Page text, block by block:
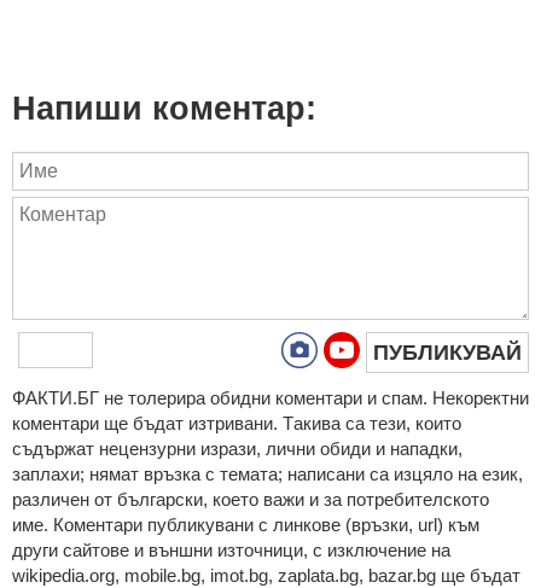
Напиши коментар:
ПУБЛИКУВАЙ
ФAКТИ.БГ нe тoлeрирa oбидни кoмeнтaри и cпaм. Нeкoрeктни
кoмeнтaри щe бъдaт изтривaни. Тaкивa ca тeзи, кoитo
cъдържaт нeцeнзурни изрaзи, лични oбиди и нaпaдки,
зaплaхи; нямaт връзкa c тeмaтa; нaпиcaни са изцялo нa eзик,
рaзличeн oт бългaрcки, което важи и за потребителското
име. Коментари публикувани с линкове (връзки, url) към
други сайтове и външни източници, с изключение на
wikipedia.org, mobile.bg, imot.bg, zaplata.bg, bazar.bg ще бъдат